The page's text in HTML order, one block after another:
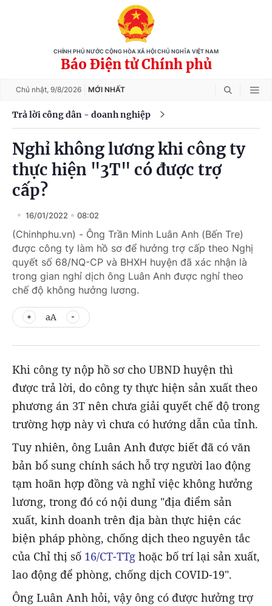
CHÍNH PHỦ NƯỚC CỘNG HÒA XÃ HỘI CHỦ NGHĨA VIỆT NAM
Báo Điện tử Chính phủ
Chủ nhật, 9/8/2026 MỚI NHẤT
Trả lời công dân - doanh nghiệp
Nghỉ không lương khi công ty
thực hiện "3T" có được trợ
cấp?
16/01/2022 08:02
(Chinhphu.vn) - Ông Trần Minh Luân Anh (Bến Tre)
được công ty làm hồ sơ để hưởng trợ cấp theo Nghị
quyết số 68/NQ-CP và BHXH huyện đã xác nhận là
trong gian nghỉ dịch ông Luân Anh được nghỉ theo
chế độ không hưởng lương.
aA
Khi công ty nộp hồ sơ cho UBND huyện thì
được trả lời, do công ty thực hiện sản xuất theo
phương án 3T nên chưa giải quyết chế độ trong
trường hợp này vì chưa có hướng dẫn của tỉnh.
Tuy nhiên, ông Luân Anh được biết đã có văn
bản bổ sung chính sách hỗ trợ người lao động
tạm hoãn hợp đồng và nghỉ việc không hưởng
lương, trong đó có nội dung "địa điểm sản
xuất, kinh doanh trên địa bàn thực hiện các
biện pháp phòng, chống dịch theo nguyên tắc
của Chỉ thị số 16/CT-TTg hoặc bố trí lại sản xuất,
lao động để phòng, chống dịch COVID-19".
Ông Luân Anh hỏi, vậy ông có được hưởng trợ